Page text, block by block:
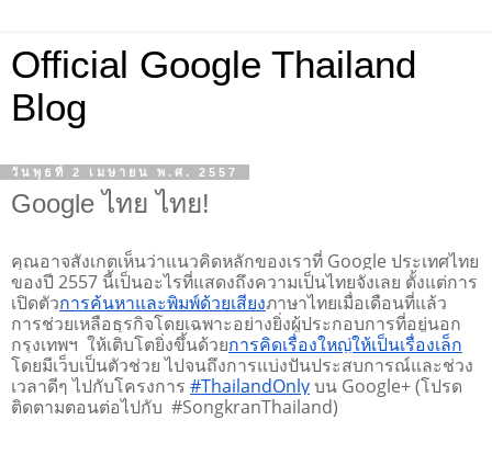
Official Google Thailand
Blog
วันพุธที่ 2 เมษายน พ.ศ. 2557
Google ไทย ไทย!
คุณอาจสังเกตเห็นว่าแนวคิดหลักของเราที่ Google ประเทศไทย
ของปี 2557 นี้เป็นอะไรที่แสดงถึงความเป็นไทยจังเลย ตั้งแต่การ
เปิดตัวการค้นหาและพิมพ์ด้วยเสียงภาษาไทยเมื่อเดือนที่แล้ว
การช่วยเหลือธุรกิจโดยเฉพาะอย่างยิ่งผู้ประกอบการที่อยู่นอก
กรุงเทพฯ  ให้เติบโตยิ่งขึ้นด้วยการคิดเรื่องใหญ่ให้เป็นเรื่องเล็ก
โดยมีเว็บเป็นตัวช่วย ไปจนถึงการแบ่งปันประสบการณ์และช่วง
เวลาดีๆ ไปกับโครงการ #ThailandOnly บน Google+ (โปรด
ติดตามตอนต่อไปกับ  #SongkranThailand)